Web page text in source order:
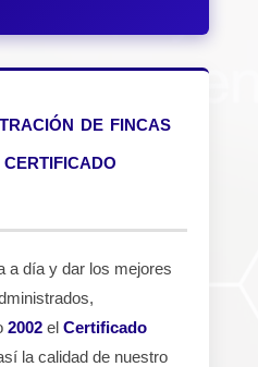
de fincas
certificado
a día y dar los mejores
2002el Certificado
la calidad de nuestro